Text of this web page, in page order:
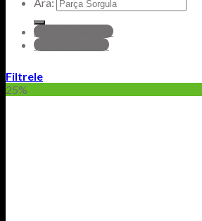
hyundai Parçalar
Honda Parçalar
Filtrele
25%